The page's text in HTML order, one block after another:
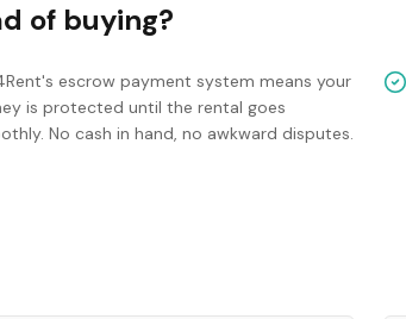
of buying?
escrow payment system means your
is protected until the rental goes
No cash in hand, no awkward disputes.